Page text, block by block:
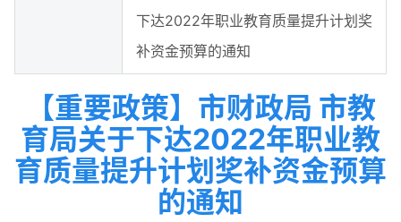
下达2022年职业教育质量提升计划奖
补资金预算的通知
【重要政策】市财政局 市教
育局关于下达2022年职业教
育质量提升计划奖补资金预算
的通知